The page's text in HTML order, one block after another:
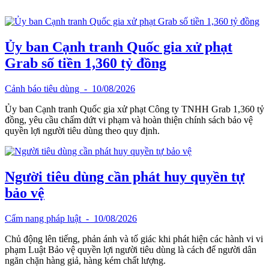
Ủy ban Cạnh tranh Quốc gia xử phạt
Grab số tiền 1,360 tỷ đồng
Cảnh báo tiêu dùng - 10/08/2026
Ủy ban Cạnh tranh Quốc gia xử phạt Công ty TNHH Grab 1,360 tỷ
đồng, yêu cầu chấm dứt vi phạm và hoàn thiện chính sách bảo vệ
quyền lợi người tiêu dùng theo quy định.
Người tiêu dùng cần phát huy quyền tự
bảo vệ
Cẩm nang pháp luật - 10/08/2026
Chủ động lên tiếng, phản ánh và tố giác khi phát hiện các hành vi vi
phạm Luật Bảo vệ quyền lợi người tiêu dùng là cách để người dân
ngăn chặn hàng giả, hàng kém chất lượng.